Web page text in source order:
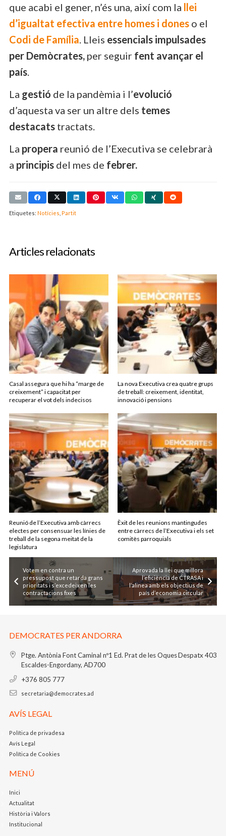
que acabi el gener, n’és una, així com la llei
d’igualtat efectiva entre homes i dones o el
Codi de Família. Lleis essencials impulsades
per Demòcrates, per seguir fent avançar el
país.
La gestió de la pandèmia i l’evolució
d’aquesta va ser un altre dels temes
destacats tractats.
La propera reunió de l’Executiva se celebrarà
a principis del mes de febrer.
Etiquetes: Notícies Partit
Articles relacionats
Casal assegura que hi ha “marge de
creixement” i capacitat per
recuperar el vot dels indecisos
La nova Executiva crea quatre grups
de treball: creixement, identitat,
innovació i pensions
Reunió de l’Executiva amb càrrecs
electes per consensuar les línies de
treball de la segona meitat de la
legislatura
Èxit de les reunions mantingudes
entre càrrecs de l’Executiva i els set
comitès parroquials
Votem en contra un
pressupost que retarda grans
prioritats i s’excedeix en les
contractacions fixes
Aprovada la llei que millora
l’eficiència de CTRASA i
l’alinea amb els objectius de
país d’economia circular
DEMOCRATES PER ANDORRA
Ptge. Antònia Font Caminal nº1 Ed. Prat de les OquesDespatx 403
Escaldes-Engordany, AD700
+376 805 777
secretaria@democrates.ad
AVÍS LEGAL
Política de privadesa
Avís Legal
Política de Cookies
MENÚ
Inici
Actualitat
Història i Valors
Institucional